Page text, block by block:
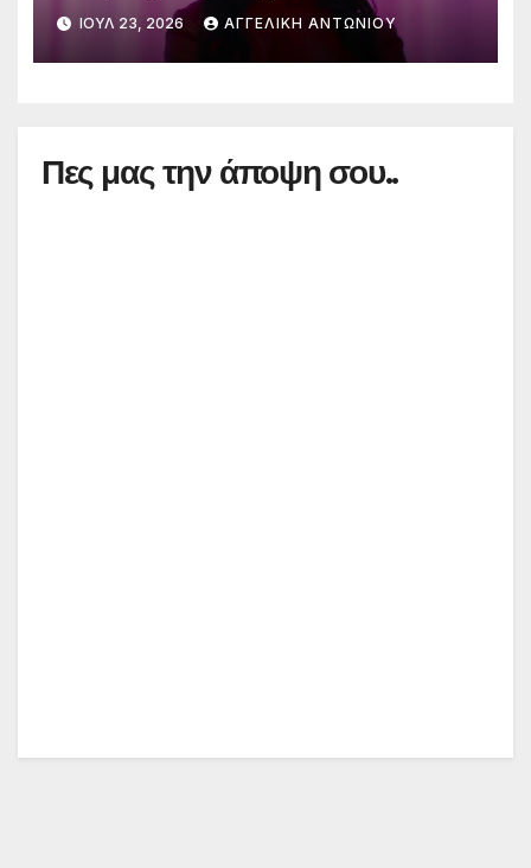
ΙΟΎΛ 23, 2026 ΑΓΓΕΛΙΚΉ ΑΝΤΩΝΊΟΥ
Πες μας την άποψη σου..